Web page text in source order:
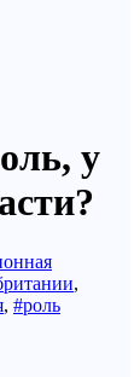
у
,
, #роль